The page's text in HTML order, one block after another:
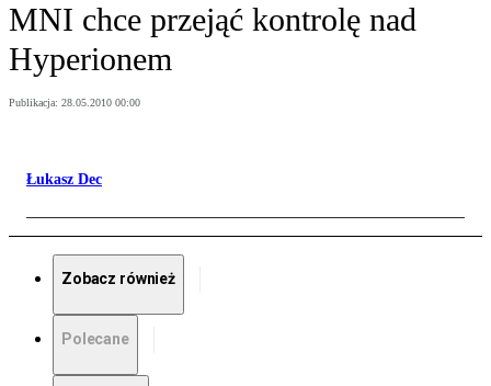
MNI chce przejąć kontrolę nad
Hyperionem
Publikacja: 28.05.2010 00:00
Łukasz Dec
Zobacz również
Polecane